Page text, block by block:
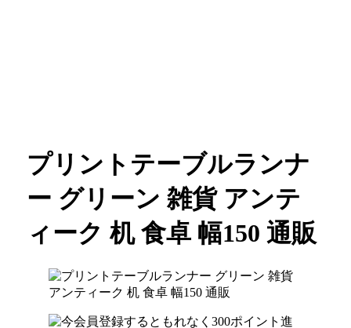
プリントテーブルランナ
ー グリーン 雑貨 アンテ
ィーク 机 食卓 幅150 通販